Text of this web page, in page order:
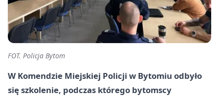
FOT. Policja Bytom
W Komendzie Miejskiej Policji w Bytomiu odbyło
się szkolenie, podczas którego bytomscy